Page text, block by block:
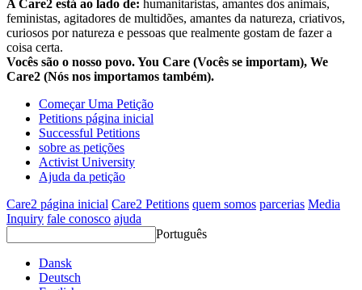
A Care2 está ao lado de: humanitaristas, amantes dos animais,
feministas, agitadores de multidões, amantes da natureza, criativos,
curiosos por natureza e pessoas que realmente gostam de fazer a
coisa certa.
Vocês são o nosso povo. You Care (Vocês se importam), We
Care2 (Nós nos importamos também).
Começar Uma Petição
Petitions página inicial
Successful Petitions
sobre as petições
Activist University
Ajuda da petição
Care2 página inicial Care2 Petitions quem somos parcerias Media
Inquiry fale conosco ajuda
Português
Dansk
Deutsch